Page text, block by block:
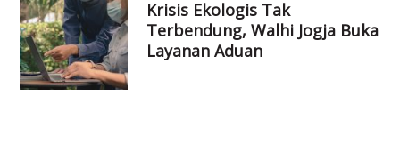
Krisis Ekologis Tak
Terbendung, Walhi Jogja Buka
Layanan Aduan